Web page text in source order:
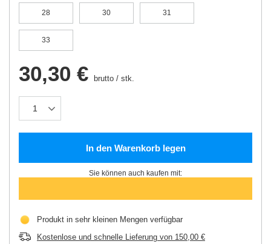
28 30 31
33
30,30 € brutto / stk.
In den Warenkorb legen
Sie können auch kaufen mit:
Produkt in sehr kleinen Mengen verfügbar
Kostenlose und schnelle Lieferung von 150,00 €